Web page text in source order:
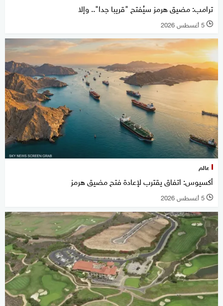
ترامب: مضيق هرمز سيُفتح "قريبا جدا".. وإلا
l 5 أغسطس 2026
عالم
أكسيوس: اتفاق يقترب لإعادة فتح مضيق هرمز
l 5 أغسطس 2026